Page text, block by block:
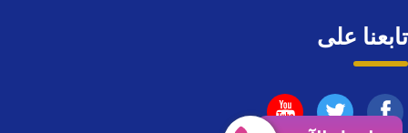
تابعنا على
تابعنا تابعنا تابعنا